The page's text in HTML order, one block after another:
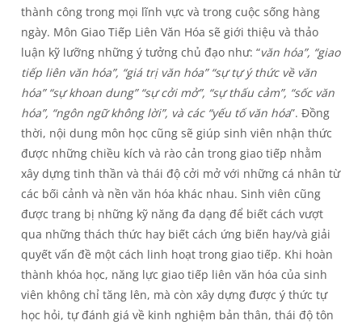
thành công trong mọi lĩnh vực và trong cuộc sống hàng
ngày. Môn Giao Tiếp Liên Văn Hóa sẽ giới thiệu và thảo
luận kỹ lưỡng những ý tưởng chủ đạo như: “văn hóa”, “giao
tiếp liên văn hóa”, “giá trị văn hóa” “sự tự ý thức về văn
hóa” “sự khoan dung” “sự cởi mở”, “sự thấu cảm”, “sốc văn
hóa”, “ngôn ngữ không lời”, và các “yếu tố văn hóa”. Đồng
thời, nội dung môn học cũng sẽ giúp sinh viên nhận thức
được những chiều kích và rào cản trong giao tiếp nhằm
xây dựng tinh thần và thái độ cởi mở với những cá nhân từ
các bối cảnh và nền văn hóa khác nhau. Sinh viên cũng
được trang bị những kỹ năng đa dạng để biết cách vượt
qua những thách thức hay biết cách ứng biến hay/và giải
quyết vấn đề một cách linh hoạt trong giao tiếp. Khi hoàn
thành khóa học, năng lực giao tiếp liên văn hóa của sinh
viên không chỉ tăng lên, mà còn xây dựng được ý thức tự
học hỏi, tự đánh giá về kinh nghiệm bản thân, thái độ tôn